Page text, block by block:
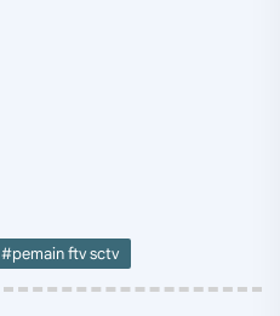
#pemain ftv sctv